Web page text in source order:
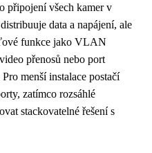
připojení všech kamer v
data a napájení, ale
funkce jako VLAN
přenosů nebo port
menší instalace postačí
zatímco rozsáhlé
stackovatelné řešení s